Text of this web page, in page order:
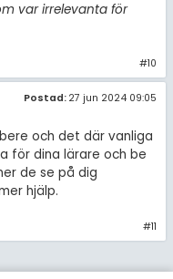
var irrelevanta för
#10
Postad: 27 jun 2024 09:05
och det där vanliga
för dina lärare och be
de se på dig
hjälp.
#11